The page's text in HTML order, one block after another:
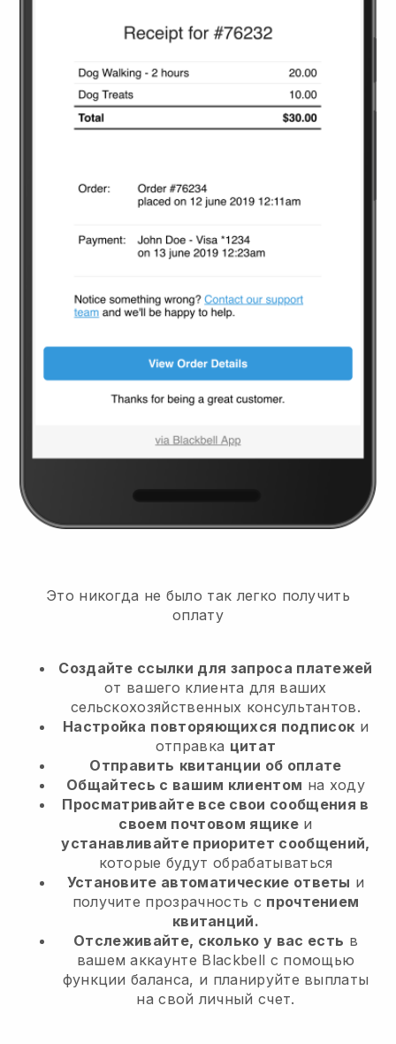
Это никогда не было так легко получить
оплату
Создайте ссылки для запроса платежей
от вашего клиента для ваших
сельскохозяйственных консультантов.
Настройка повторяющихся подписок и
отправка цитат
Отправить квитанции об оплате
Общайтесь с вашим клиентом на ходу
Просматривайте все свои сообщения в
своем почтовом ящикеи
устанавливайте приоритет сообщений,
которые будут обрабатываться
Установите автоматические ответы и
получите прозрачность с прочтением
квитанций.
Отслеживайте, сколько у вас есть в
вашем аккаунте Blackbell с помощью
функции баланса, и планируйте выплаты
на свой личный счет.